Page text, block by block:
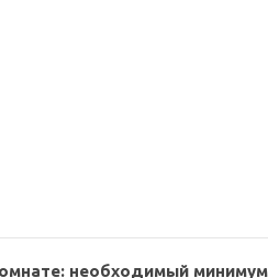
необходимый минимум